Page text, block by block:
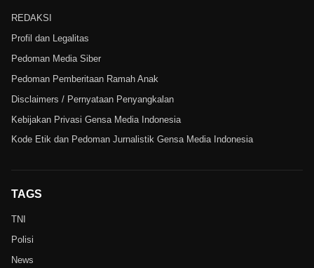
REDAKSI
Profil dan Legalitas
Pedoman Media Siber
Pedoman Pemberitaan Ramah Anak
Disclaimers / Pernyataan Penyangkalan
Kebijakan Privasi Gensa Media Indonesia
Kode Etik dan Pedoman Jurnalistik Gensa Media Indonesia
TAGS
TNI
Polisi
News